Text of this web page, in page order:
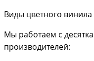
Виды цветного винила
Мы работаем с
производителей: